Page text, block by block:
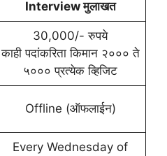
Interview मुलाखत
30,000/- रुपये
काही पदांकरिता किमान २००० ते
५००० प्रत्येक व्हिजिट
Offline (ऑफलाईन)
Every Wednesday of